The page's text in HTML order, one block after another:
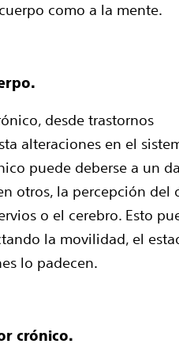
como a la mente.
desde trastornos
alteraciones en el
puede deberse a un
otros, la percepción del
o el cerebro. Esto
la movilidad, el
lo padecen.
crónico.